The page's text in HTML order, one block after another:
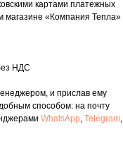
картами платежных
магазине «Компания Тепла»
НДС
и прислав ему
способом: на почту
WhatsApp, Telegram,